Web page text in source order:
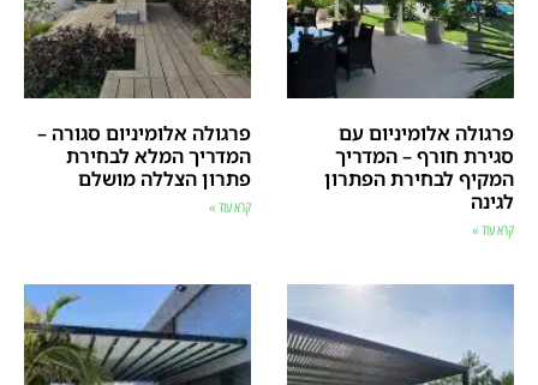
פרגולה אלומיניום עם
סגירת חורף – המדריך
המקיף לבחירת הפתרון
לגינה
קרא עוד »
פרגולה אלומיניום סגורה –
המדריך המלא לבחירת
פתרון הצללה מושלם
קרא עוד »